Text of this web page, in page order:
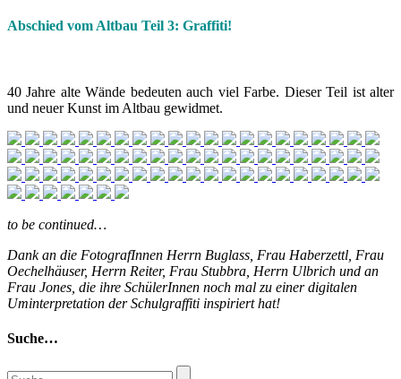
Abschied vom Altbau Teil 3: Graffiti!
40 Jahre alte Wände bedeuten auch viel Farbe. Dieser Teil ist alter
und neuer Kunst im Altbau gewidmet.
to be continued…
Dank an die FotografInnen Herrn Buglass, Frau Haberzettl, Frau
Oechelhäuser, Herrn Reiter, Frau Stubbra, Herrn Ulbrich und an
Frau Jones, die ihre SchülerInnen noch mal zu einer digitalen
Uminterpretation der Schulgraffiti inspiriert hat!
Suche…